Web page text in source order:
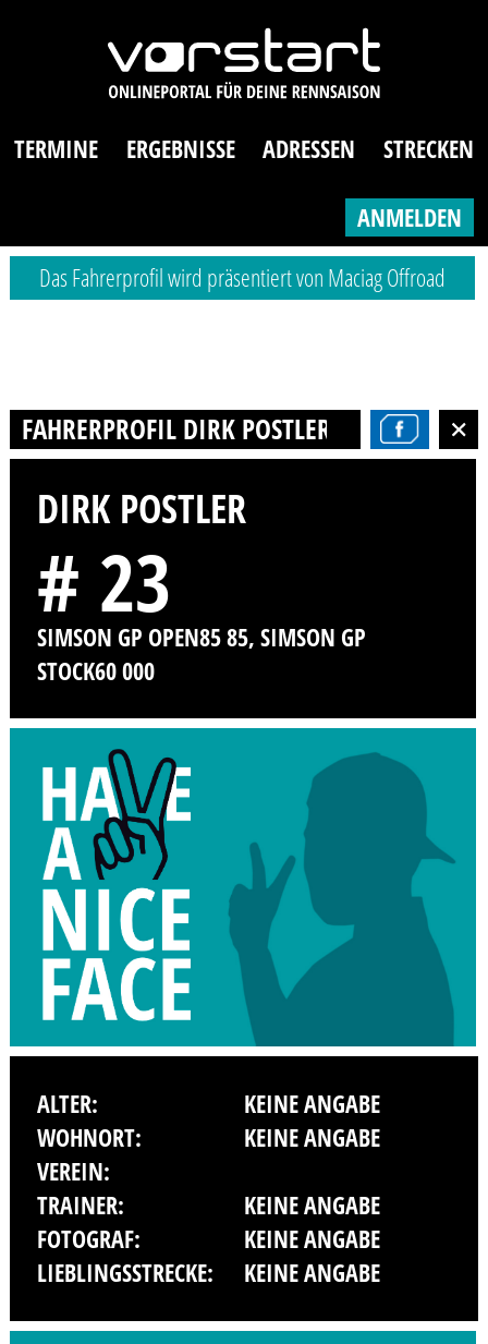
TERMINE ERGEBNISSE ADRESSEN STRECKEN
ANMELDEN
Das Fahrerprofil wird präsentiert von Maciag Offroad
FAHRERPROFIL DIRK POSTLER
DIRK POSTLER
# 23
SIMSON GP OPEN85 85, SIMSON GP
STOCK60 000
ALTER:
KEINE ANGABE
WOHNORT:
KEINE ANGABE
VEREIN:
TRAINER:
KEINE ANGABE
FOTOGRAF:
KEINE ANGABE
LIEBLINGSSTRECKE:
KEINE ANGABE